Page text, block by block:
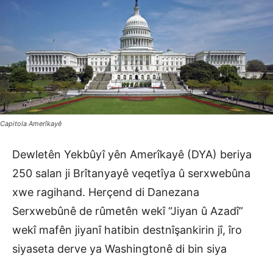
Capitola Amerîkayê
Dewletên Yekbûyî yên Amerîkayê (DYA) beriya
250 salan ji Brîtanyayê veqetîya û serxwebûna
xwe ragihand. Herçend di Danezana
Serxwebûnê de rûmetên wekî “Jiyan û Azadî”
wekî mafên jiyanî hatibin destnîşankirin jî, îro
siyaseta derve ya Washingtonê di bin siya